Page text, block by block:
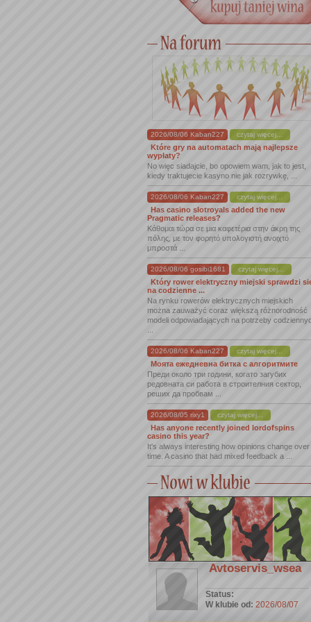
2026/08/06 Kaban227 czytaj więcej...
Które gry na automatach mają najlepsze
wypłaty?
No więc siadajcie, bo opowiem wam, jak to jest,
kiedy traktujecie kasyno nie jak rozrywkę, ...
2026/08/06 Kaban227 czytaj więcej...
Has casino slotroyals added the new
Pragmatic releases?
Κάθομαι τώρα σε μια καφετέρια στην άκρη της
πόλης, με τον φορητό υπολογιστή ανοιχτό
μπροστά ...
2026/08/06 gosibi1681 czytaj więcej...
Który rower elektryczny miejski sprawdzi
na codzienne ...
Na rynku rowerów elektrycznych miejskich
można zauważyć coraz większą różnorodność
modeli odpowiadających na potrzeby
2026/08/06 Kaban227 czytaj więcej...
Моята ежедневна битка с алгоритмите
Преди около три години, когато загубих
редовната си работа в строителния сектор,
реших да пробвам ...
2026/08/05 rixy1 czytaj więcej...
Has anyone recently joined lordofspins
casino this year?
It's always interesting how opinions change over
time. A casino that had mixed feedback a ...
Avtoservis_wsea
Status:
W klubie od: 2026/08/07